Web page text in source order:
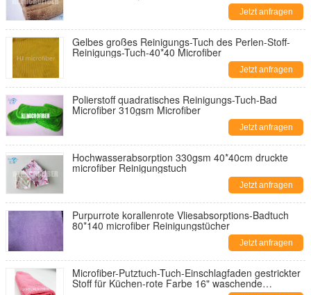
Jetzt anfragen
Gelbes großes Reinigungs-Tuch des Perlen-Stoff-
Reinigungs-Tuch-40*40 Microfiber
Jetzt anfragen
Polierstoff quadratisches Reinigungs-Tuch-Bad
Microfiber 310gsm Microfiber
Jetzt anfragen
Hochwasserabsorption 330gsm 40*40cm druckte
microfiber Reinigungstuch
Jetzt anfragen
Purpurrote korallenrote Vliesabsorptions-Badtuch
80*140 microfiber Reinigungstücher
Jetzt anfragen
Microfiber-Putztuch-Tuch-Einschlagfaden gestrickter
Stoff für Küchen-rote Farbe 16" waschende